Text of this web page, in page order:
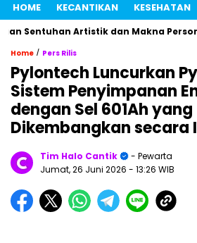
HOME KECANTIKAN KESEHATAN
Sentuhan Artistik dan Makna Personal
Home / Pers Rilis
Pylontech Luncurkan
Sistem Penyimpanan
dengan Sel 601Ah yang
Dikembangkan secara
Tim Halo Cantik
- Pewarta
Jumat, 26 Juni 2026 - 13:26 WIB